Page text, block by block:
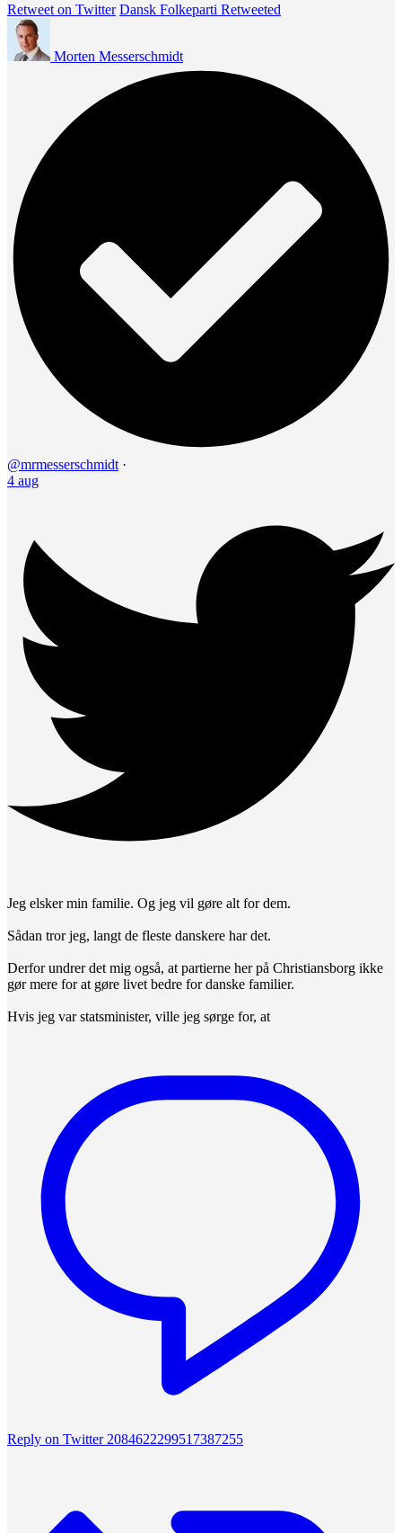
Retweet on Twitter Dansk Folkeparti Retweeted
Morten Messerschmidt
@mrmesserschmidt ·
4 aug
Jeg elsker min familie. Og jeg vil gøre alt for dem.
Sådan tror jeg, langt de fleste danskere har det.
Derfor undrer det mig også, at partierne her på Christiansborg ikke
gør mere for at gøre livet bedre for danske familier.
Hvis jeg var statsminister, ville jeg sørge for, at
Reply on Twitter 2084622299517387255